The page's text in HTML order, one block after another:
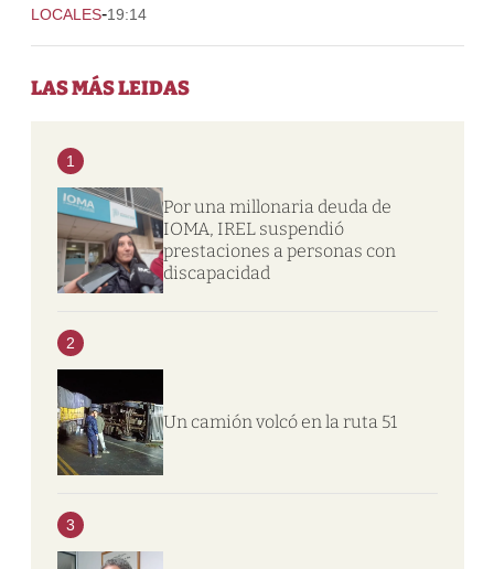
LOCALES-19:14
LAS MÁS LEIDAS
1
Por una millonaria deuda de
IOMA, IREL suspendió
prestaciones a personas con
discapacidad
2
Un camión volcó en la ruta 51
3